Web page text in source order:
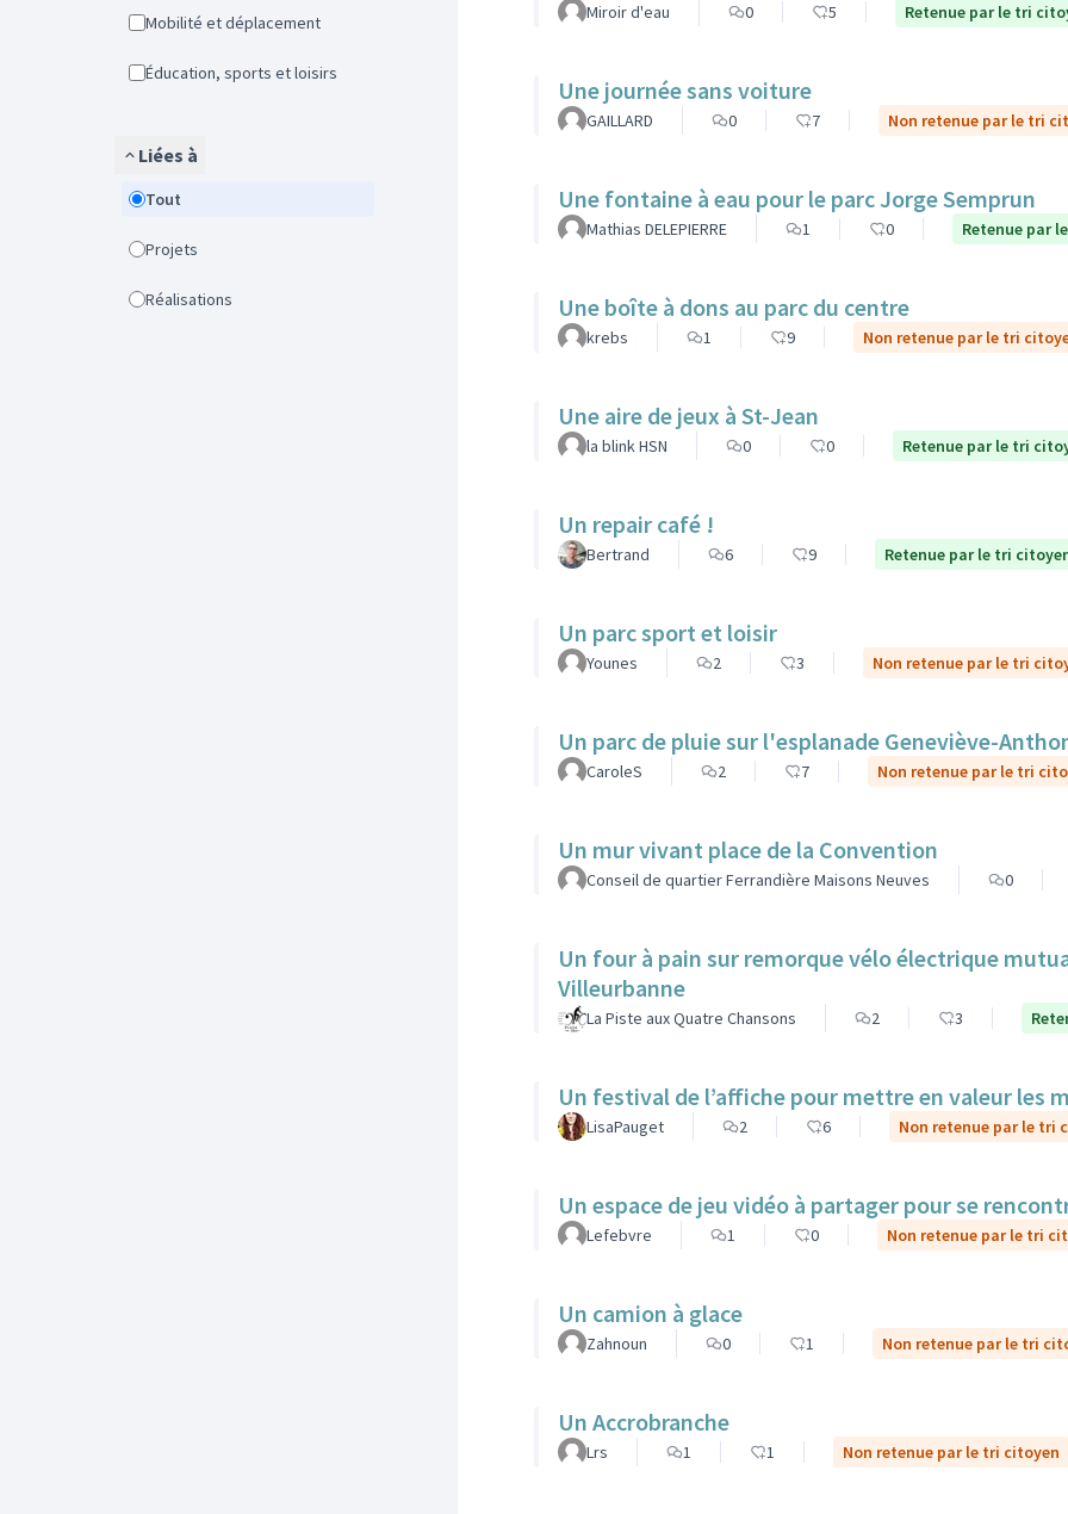
Mobilité et déplacement
Éducation, sports et loisirs
Liées à
Tout
Projets
Réalisations
Miroir d'eau 0 5 Retenue par le tri
Une journée sans voiture
GAILLARD 0 7 Non retenue par le tri
Une fontaine à eau pour le parc Jorge Semprun
Mathias DELEPIERRE 1 0 Retenue par
Une boîte à dons au parc du centre
krebs 1 9 Non retenue par le tri
Une aire de jeux à St-Jean
la blink HSN 0 0 Retenue par le tri
Un repair café !
Bertrand 6 9 Retenue par le tri
Un parc sport et loisir
Younes 2 3 Non retenue par le tri
Un parc de pluie sur l'esplanade Geneviève-
CaroleS 2 7 Non retenue par le tri
Un mur vivant place de la Convention
Conseil de quartier Ferrandière Maisons Neuves 0
Un four à pain sur remorque vélo électrique
Villeurbanne
La Piste aux Quatre Chansons 2 3
Un festival de l’affiche pour mettre en valeur les
LisaPauget 2 6 Non retenue par le tri
Un espace de jeu vidéo à partager pour se
Lefebvre 1 0 Non retenue par le tri
Un camion à glace
Zahnoun 0 1 Non retenue par le tri
Un Accrobranche
Lrs 1 1 Non retenue par le tri citoyen